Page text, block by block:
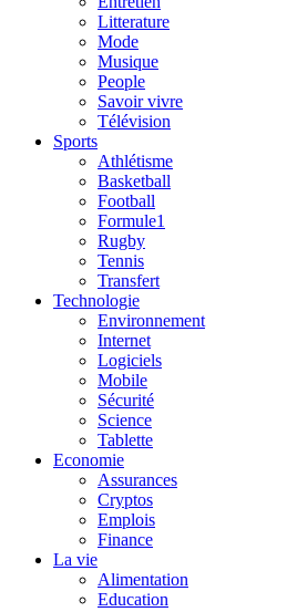
Litterature
Mode
Musique
People
Savoir vivre
Télévision
Sports
Athlétisme
Basketball
Football
Formule1
Rugby
Tennis
Transfert
Technologie
Environnement
Internet
Logiciels
Mobile
Sécurité
Science
Tablette
Economie
Assurances
Cryptos
Emplois
Finance
La vie
Alimentation
Education